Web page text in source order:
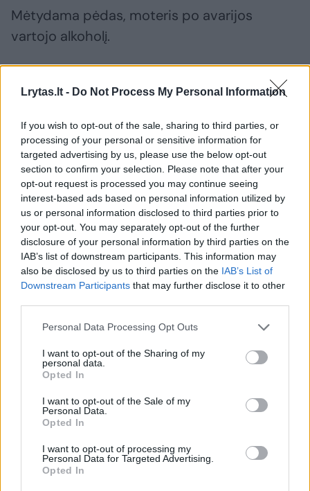
Lrytas.lt - Do Not Process My Personal Information
If you wish to opt-out of the sale, sharing to third parties, or
processing of your personal or sensitive information for
targeted advertising by us, please use the below opt-out
section to confirm your selection. Please note that after your
opt-out request is processed you may continue seeing
interest-based ads based on personal information utilized by
us or personal information disclosed to third parties prior to
your opt-out. You may separately opt-out of the further
disclosure of your personal information by third parties on the
IAB’s list of downstream participants. This information may
also be disclosed by us to third parties on the IAB’s List of
Downstream Participants that may further disclose it to other
Personal Data Processing Opt Outs
I want to opt-out of the Sharing of my
personal data.
Opted In
I want to opt-out of the Sale of my
Personal Data.
Opted In
I want to opt-out of processing my
Personal Data for Targeted Advertising.
Opted In
Mėtydama pėdas, moteris po avarijos
vartojo alkoholį.
Jai buvo nustatytas vidutinis girtumas (1,84
prom.).
Sekmadienį po vidurnakčio Šiauliuose, Krymo
gatvėje „Opel Zafira“ vairavusi 43 metų
moteris atsitrenkė į namo kieme stovėjusį
automobilį „Toyota Corolla Verso“ ir jį
apgadino. Ir šiai vairuotojai nustatytas
vidutinis girtumo laipsnis (1,63 prom.).
(Pakruojo r.) girtas 26 metų jaunuolis
apšvietimo stulpą. Sužalojimų išvengęs
vaikinas atsidūrė areštinėje. Jis įpūtė 1,95
prom. alkoholio.
Sekmadienio naktį, apie 2 val. „Mercedes-
Benz“ vairavęs 23 metų jaunuolis kelyje